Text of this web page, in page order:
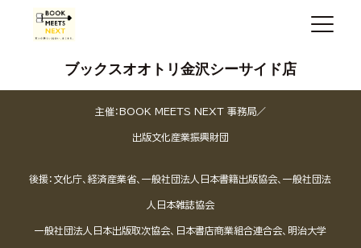
ブックスオオトリ金沢シーサイド店
主催：BOOK MEETS NEXT 事務局／
出版文化産業振興財団
後援：文化庁、経済産業省、一般社団法人日本書籍出版協会、一般社団法
人日本雑誌協会
一般社団法人日本出版取次協会、日本書店商業組合連合会、明治大学